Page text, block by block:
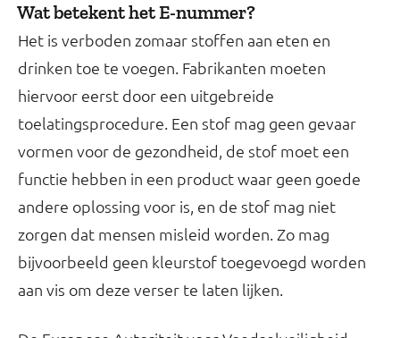
Wat betekent het E-nummer?
Het is verboden zomaar stoffen aan eten en
drinken toe te voegen. Fabrikanten moeten
hiervoor eerst door een uitgebreide
toelatingsprocedure. Een stof mag geen gevaar
vormen voor de gezondheid, de stof moet een
functie hebben in een product waar geen goede
andere oplossing voor is, en de stof mag niet
zorgen dat mensen misleid worden. Zo mag
bijvoorbeeld geen kleurstof toegevoegd worden
aan vis om deze verser te laten lijken.